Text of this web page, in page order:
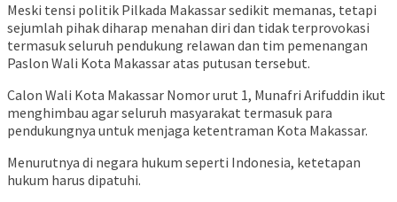
Meski tensi politik Pilkada Makassar sedikit memanas, tetapi
sejumlah pihak diharap menahan diri dan tidak terprovokasi
termasuk seluruh pendukung relawan dan tim pemenangan
Paslon Wali Kota Makassar atas putusan tersebut.
Calon Wali Kota Makassar Nomor urut 1, Munafri Arifuddin ikut
menghimbau agar seluruh masyarakat termasuk para
pendukungnya untuk menjaga ketentraman Kota Makassar.
Menurutnya di negara hukum seperti Indonesia, ketetapan
hukum harus dipatuhi.